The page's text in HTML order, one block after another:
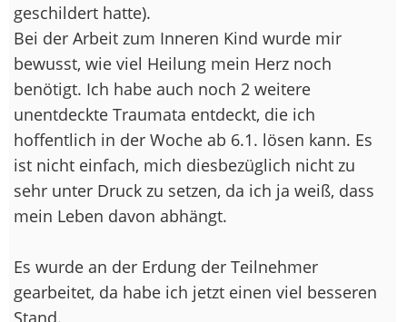
geschildert hatte).
Bei der Arbeit zum Inneren Kind wurde mir
bewusst, wie viel Heilung mein Herz noch
benötigt. Ich habe auch noch 2 weitere
unentdeckte Traumata entdeckt, die ich
hoffentlich in der Woche ab 6.1. lösen kann. Es
ist nicht einfach, mich diesbezüglich nicht zu
sehr unter Druck zu setzen, da ich ja weiß, dass
mein Leben davon abhängt.
Es wurde an der Erdung der Teilnehmer
gearbeitet, da habe ich jetzt einen viel besseren
Stand.